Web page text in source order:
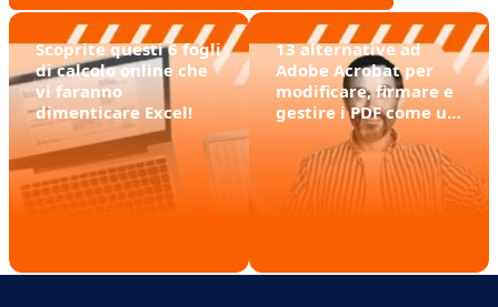
Scoprite questi 6 fogli
di calcolo online che
vi faranno
dimenticare Excel!
13 alternative ad
Adobe Acrobat per
modificare, firmare e
gestire i PDF come un
professionista